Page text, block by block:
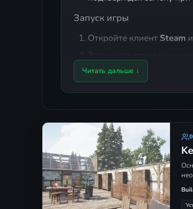
Запуск игры
Откройте клиент Steam
Как играть по сети
Создание сервера:в
загрузите
обязательно отключите
No. Задайте остальные
систему друзейSteam
Подключение:просто
внутренний оверлей
Читать дальше ↓